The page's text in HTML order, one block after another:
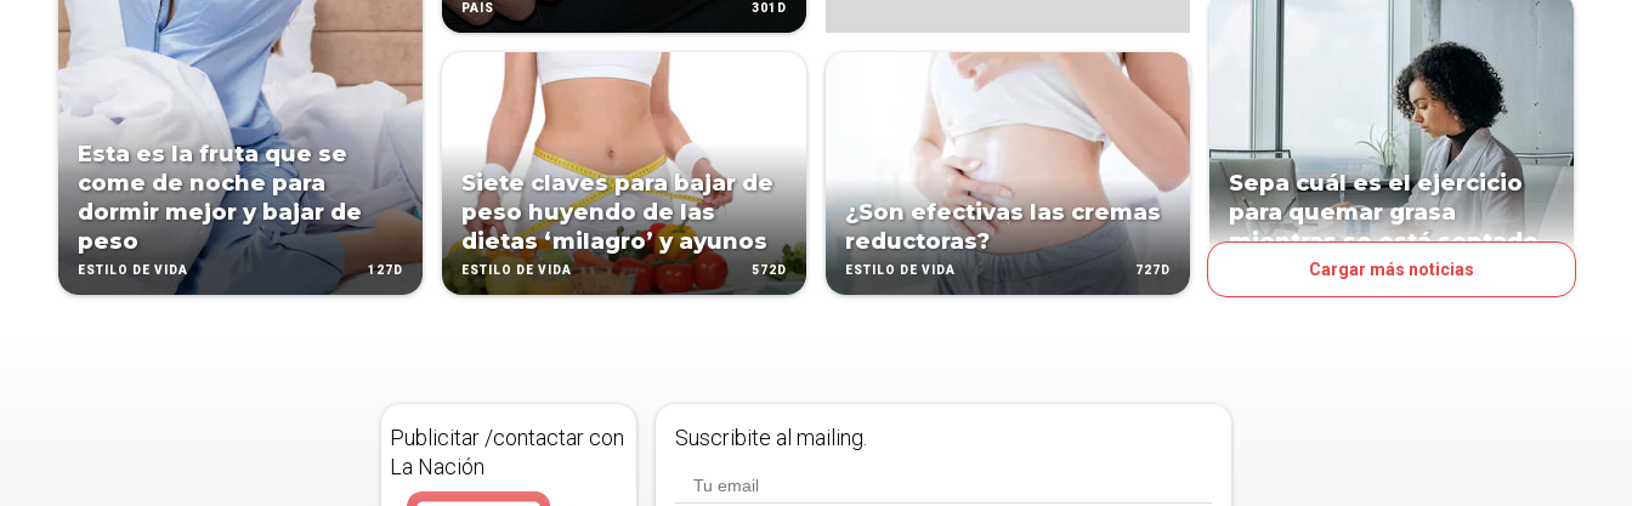
Esta es la fruta que se
come de noche para
dormir mejor y bajar de
peso
ESTILO DE VIDA 127D
PAÍS 301D
Siete claves para bajar de
peso huyendo de las
dietas ‘milagro’ y ayunos
ESTILO DE VIDA 572D
¿Son efectivas las cremas
reductoras?
ESTILO DE VIDA 727D
Sepa cuál es el ejercicio
para quemar grasa
mientras se está sentado
ESTILO DE VIDACargar más noticias
Publicitar /contactar con
La Nación
Suscribite al mailing.